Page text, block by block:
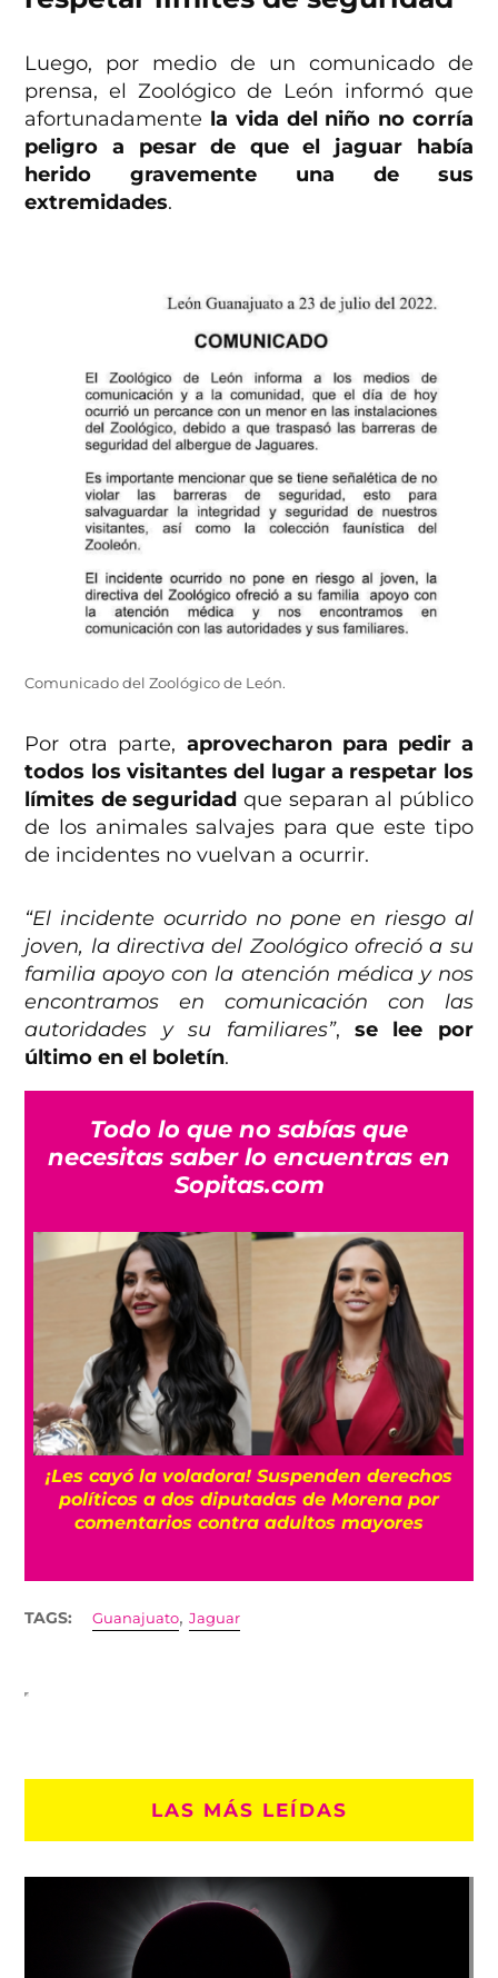
Luego, por medio de un comunicado de
prensa, el Zoológico de León informó que
afortunadamente la vida del niño no corría
peligro a pesar de que el jaguar había
herido gravemente una de sus
extremidades.
Comunicado del Zoológico de León.
Por otra parte, aprovecharon para pedir a
todos los visitantes del lugar a respetar los
límites de seguridad que separan al público
de los animales salvajes para que este tipo
de incidentes no vuelvan a ocurrir.
“El incidente ocurrido no pone en riesgo al
joven, la directiva del Zoológico ofreció a su
familia apoyo con la atención médica y nos
encontramos en comunicación con las
autoridades y su familiares”, se lee por
último en el boletín.
Todo lo que no sabías que
necesitas saber lo encuentras en
Sopitas.com
¡Les cayó la voladora! Suspenden derechos
políticos a dos diputadas de Morena por
comentarios contra adultos mayores
TAGS: Guanajuato,Jaguar
LAS MÁS LEÍDAS